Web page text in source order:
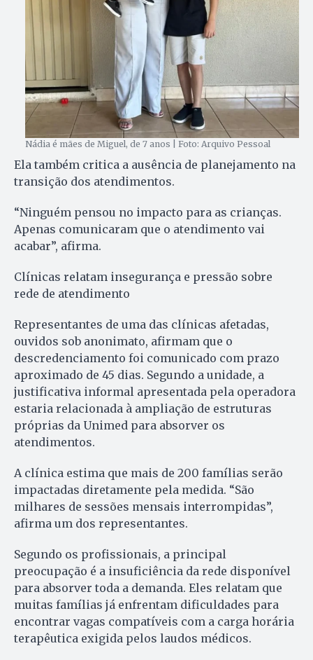
Nádia é mães de Miguel, de 7 anos | Foto: Arquivo Pessoal
Ela também critica a ausência de planejamento na
transição dos atendimentos.
“Ninguém pensou no impacto para as crianças.
Apenas comunicaram que o atendimento vai
acabar”, afirma.
Clínicas relatam insegurança e pressão sobre
rede de atendimento
Representantes de uma das clínicas afetadas,
ouvidos sob anonimato, afirmam que o
descredenciamento foi comunicado com prazo
aproximado de 45 dias. Segundo a unidade, a
justificativa informal apresentada pela operadora
estaria relacionada à ampliação de estruturas
próprias da Unimed para absorver os
atendimentos.
A clínica estima que mais de 200 famílias serão
impactadas diretamente pela medida. “São
milhares de sessões mensais interrompidas”,
afirma um dos representantes.
Segundo os profissionais, a principal
preocupação é a insuficiência da rede disponível
para absorver toda a demanda. Eles relatam que
muitas famílias já enfrentam dificuldades para
encontrar vagas compatíveis com a carga horária
terapêutica exigida pelos laudos médicos.